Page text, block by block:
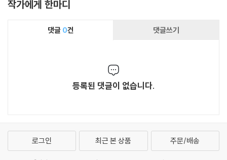
작가에게 한마디
댓글 0건 댓글쓰기
등록된 댓글이 없습니다.
로그인 최근 본 상품 주문/배송